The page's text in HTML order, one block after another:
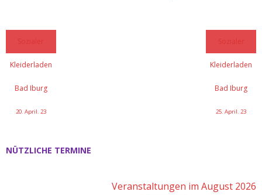
Sozialer
Kleiderladen
Bad Iburg
20. April. 23
Sozialer
Kleiderladen
Bad Iburg
25. April. 23
NÜTZLICHE TERMINE
Veranstaltungen im August 2026